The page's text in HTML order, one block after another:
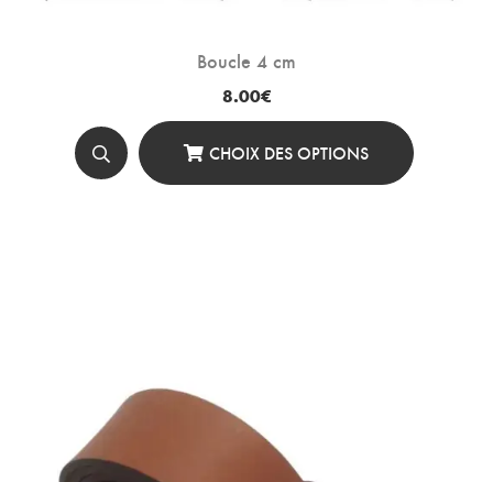
Boucle 4 cm
8.00€
CHOIX DES OPTIONS
Ce
Être